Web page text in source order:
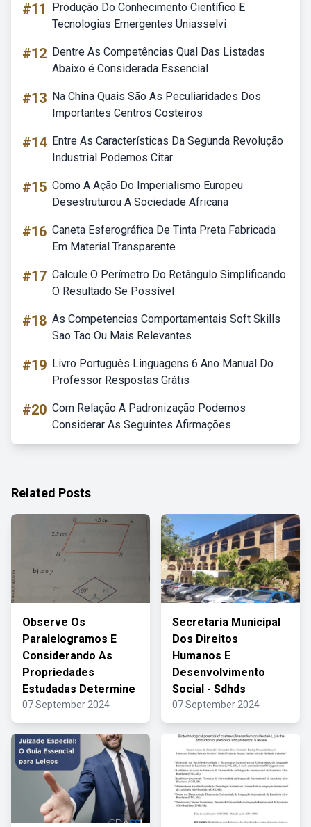
#11
Produção Do Conhecimento Científico E
Tecnologias Emergentes Uniasselvi
#12 Dentre As Competências Qual Das Listadas
Abaixo é Considerada Essencial
#13 Na China Quais São As Peculiaridades Dos
Importantes Centros Costeiros
#14 Entre As Características Da Segunda Revolução
Industrial Podemos Citar
#15 Como A Ação Do Imperialismo Europeu
Desestruturou A Sociedade Africana
#16 Caneta Esferográfica De Tinta Preta Fabricada
Em Material Transparente
#17 Calcule O Perímetro Do Retângulo Simplificando
O Resultado Se Possível
#18 As Competencias Comportamentais Soft Skills
Sao Tao Ou Mais Relevantes
#19 Livro Português Linguagens 6 Ano Manual Do
Professor Respostas Grátis
#20 Com Relação A Padronização Podemos
Considerar As Seguintes Afirmações
Related Posts
Observe Os
Paralelogramos E
Considerando As
Propriedades
Estudadas Determine
07 September 2024
Secretaria Municipal
Dos Direitos
Humanos E
Desenvolvimento
Social - Sdhds
07 September 2024